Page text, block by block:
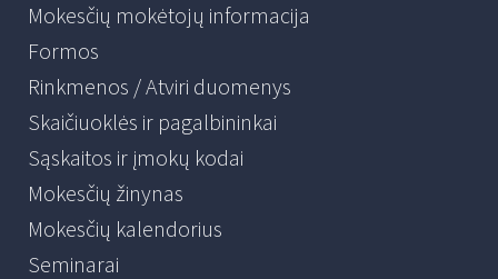
Mokesčių mokėtojų informacija
Formos
Rinkmenos / Atviri duomenys
Skaičiuoklės ir pagalbininkai
Sąskaitos ir įmokų kodai
Mokesčių žinynas
Mokesčių kalendorius
Seminarai